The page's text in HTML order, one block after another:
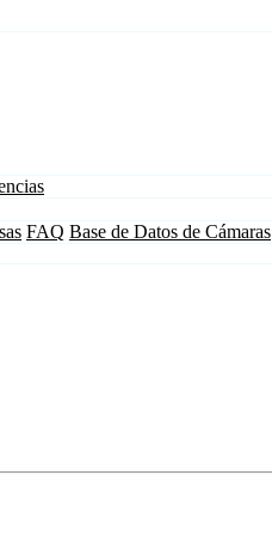
FAQ Base de Datos de Cámaras